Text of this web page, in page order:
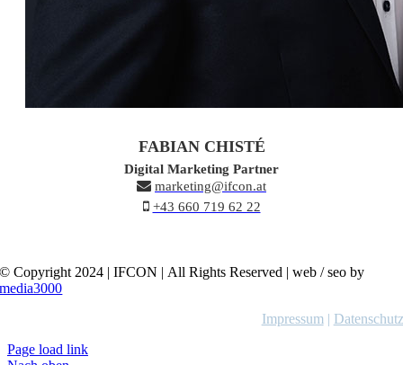
FABIAN CHISTÉ
Digital Marketing Partner
+43 660 719 62 22
marketing@ifcon.at
© Copyright 2024 | IFCON | All Rights Reserved | web / seo by
media3000
Impressum | Datenschutz
Page load link